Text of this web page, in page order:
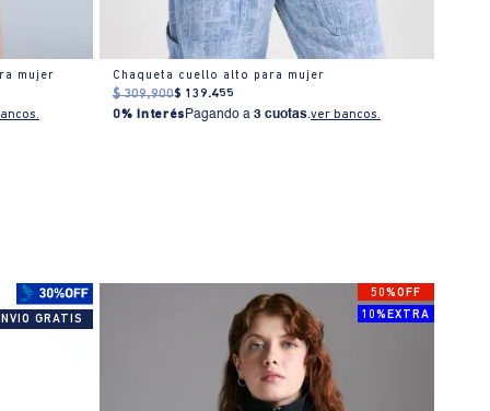
mujer Chaqueta cuello alto para mujer
$ 309.900$ 139.455
0% Interés Pagando a3 cuotas.ver bancos.
GRATIS
50%OFF
10%EXTRA